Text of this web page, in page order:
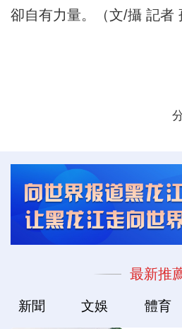
卻自有力量。（文/攝 記者
最新推
新聞 文娛 體育